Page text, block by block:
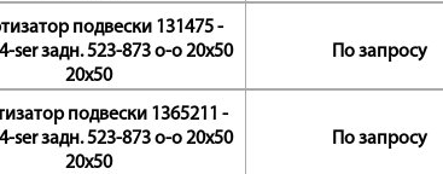
подвески 131475 -
ser задн. 523-873 o-o 20x50
20x50
По запросу
подвески 1365211 -
ser задн. 523-873 o-o 20x50
20x50
По запросу